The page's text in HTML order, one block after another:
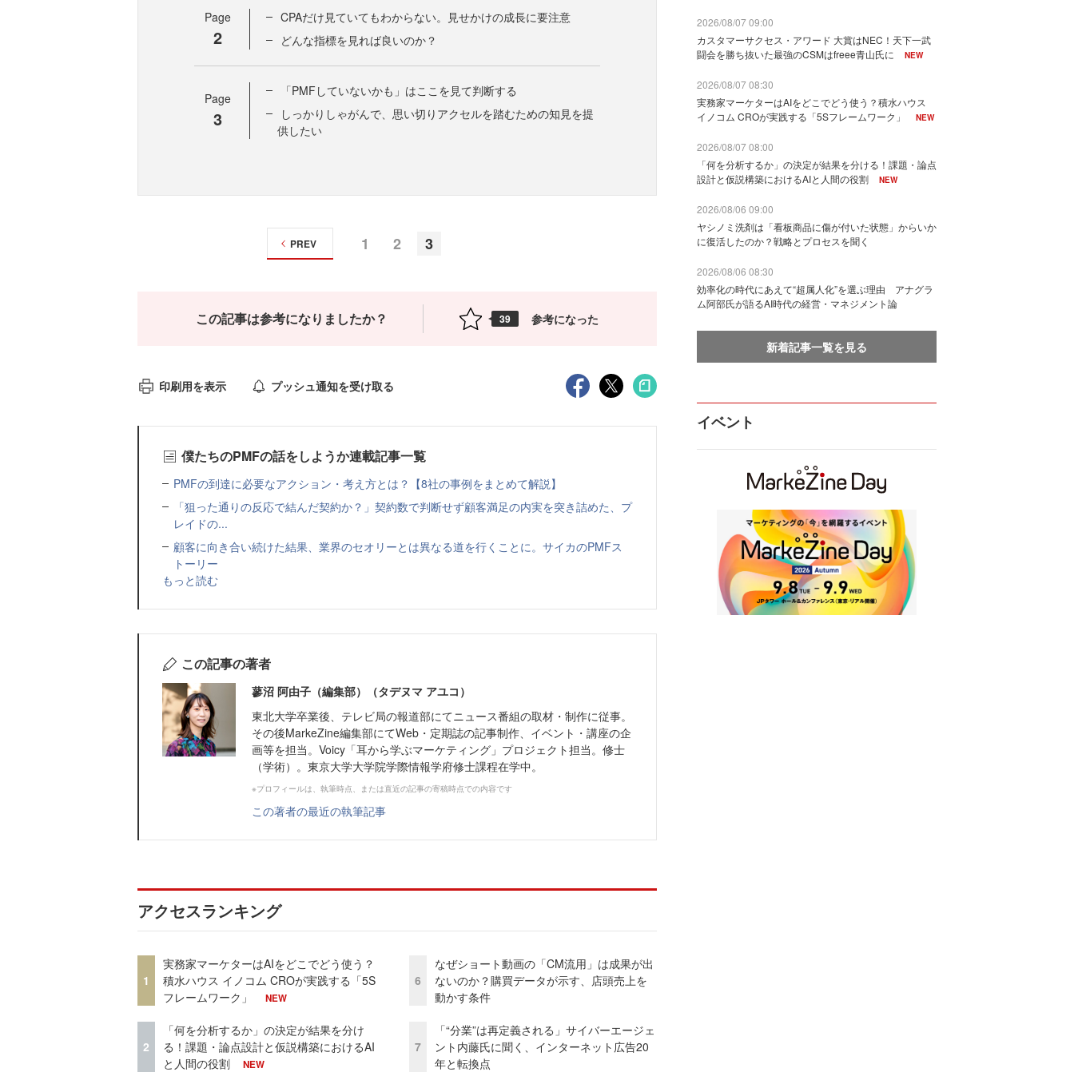
Page
2
CPAだけ見ていてもわからない。見せかけの成長に要注意
どんな指標を見れば良いのか？
Page
3
「PMFしていないかも」はここを見て判断する
しっかりしゃがんで、思い切りアクセルを踏むための知見を提
供したい
1 2 3
PREV
この記事は参考になりましたか？ 39 参考になった
印刷用を表示 プッシュ通知を受け取る
僕たちのPMFの話をしようか連載記事一覧
PMFの到達に必要なアクション・考え方とは？【8社の事例をまとめて解説】
「狙った通りの反応で結んだ契約か？」契約数で判断せず顧客満足の内実を突き詰めた、プ
レイドの...
顧客に向き合い続けた結果、業界のセオリーとは異なる道を行くことに。サイカのPMFス
トーリー
もっと読む
この記事の著者
蓼沼 阿由子（編集部）（タデヌマ アユコ）
東北大学卒業後、テレビ局の報道部にてニュース番組の取材・制作に従事。
その後MarkeZine編集部にてWeb・定期誌の記事制作、イベント・講座の企
画等を担当。Voicy「耳から学ぶマーケティング」プロジェクト担当。修士
（学術）。東京大学大学院学際情報学府修士課程在学中。
※プロフィールは、執筆時点、または直近の記事の寄稿時点での内容です
この著者の最近の執筆記事
アクセスランキング
1
実務家マーケターはAIをどこでどう使う？
積水ハウス イノコム CROが実践する「5S
フレームワーク」
NEW
2
「何を分析するか」の決定が結果を分け
る！課題・論点設計と仮説構築におけるAI
と人間の役割
NEW
6
なぜショート動画の「CM流用」は成果が出
ないのか？購買データが示す、店頭売上を
動かす条件
7
「“分業”は再定義される」サイバーエージェ
ント内藤氏に聞く、インターネット広告20
年と転換点
2026/08/07 09:00
カスタマーサクセス・アワード 大賞はNEC！天下一武
闘会を勝ち抜いた最強のCSMはfreee青山氏に
NEW
2026/08/07 08:30
実務家マーケターはAIをどこでどう使う？積水ハウス
イノコム CROが実践する「5Sフレームワーク」
NEW
2026/08/07 08:00
「何を分析するか」の決定が結果を分ける！課題・論点
設計と仮説構築におけるAIと人間の役割
NEW
2026/08/06 09:00
ヤシノミ洗剤は「看板商品に傷が付いた状態」からいか
に復活したのか？戦略とプロセスを聞く
2026/08/06 08:30
効率化の時代にあえて“超属人化”を選ぶ理由 アナグラ
ム阿部氏が語るAI時代の経営・マネジメント論
新着記事一覧を見る
イベント